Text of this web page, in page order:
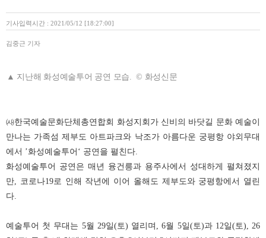
기사입력시간 : 2021/05/12 [18:27:00]
김중근 기자
▲ 지난해 화성예술투어 공연 모습. © 화성신문
㈔한국예술문화단체총연합회 화성지회가 신비의 바닷길 문화 예술이
만나는 가족섬 제부도 아트파크와 낙조가 아름다운 궁평항 야외무대
에서 ’화성예술투어 ‘ 공연을 펼친다.
화성예술투어 공연은 매년 융건릉과 용주사에서 성대하게 펼쳐졌지
만, 코로나19로 인해 작년에 이어 올해도 제부도와 궁평항에서 열린
다.
예술투어 첫 무대는 5월 29일(토) 열리며 , 6월 5일(토)과 12일(토), 26